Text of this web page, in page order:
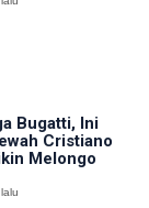
Bugatti, Ini
Cristiano
Melongo